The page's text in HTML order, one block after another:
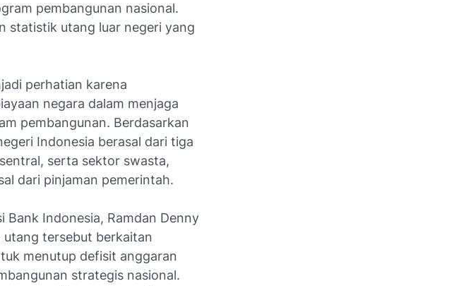
pembangunan nasional.
statistik utang luar negeri yang
perhatian karena
negara dalam menjaga
pembangunan. Berdasarkan
Indonesia berasal dari tiga
serta sektor swasta,
dari pinjaman pemerintah.
Bank Indonesia, Ramdan Denny
utang tersebut berkaitan
menutup defisit anggaran
strategis nasional.